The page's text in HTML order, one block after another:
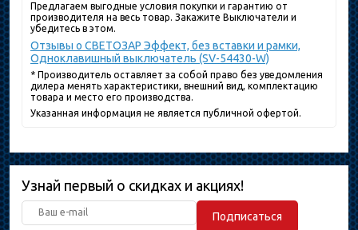
Предлагаем выгодные условия покупки и гарантию от
производителя на весь товар. Закажите Выключатели и
убедитесь в этом.
Отзывы о СВЕТОЗАР Эффект, без вставки и рамки,
Одноклавишный выключатель (SV-54430-W)
* Производитель оставляет за собой право без уведомления
дилера менять характеристики, внешний вид, комплектацию
товара и место его производства.
Указанная информация не является публичной офертой.
Узнай первый о скидках и акциях!
Подписаться